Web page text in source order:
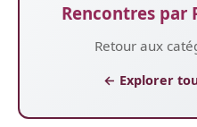
Rencontres par
Retour aux
← Explorer